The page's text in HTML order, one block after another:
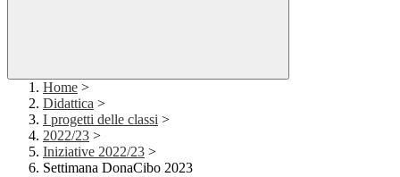
Home >
Didattica >
I progetti delle classi >
2022/23 >
Iniziative 2022/23 >
Settimana DonaCibo 2023